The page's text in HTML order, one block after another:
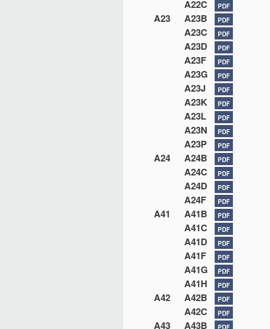
A22C PDF
A23 A23B PDF
A23C PDF
A23D PDF
A23F PDF
A23G PDF
A23J PDF
A23K PDF
A23L PDF
A23N PDF
A23P PDF
A24 A24B PDF
A24C PDF
A24D PDF
A24F PDF
A41 A41B PDF
A41C PDF
A41D PDF
A41F PDF
A41G PDF
A41H PDF
A42 A42B PDF
A42C PDF
A43 A43B PDF